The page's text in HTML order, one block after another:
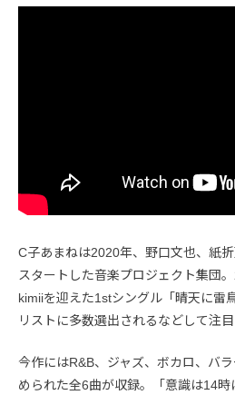
C子あまねは2020年、野口文也、紙
スタートした音楽プロジェクト集団
kimiiを迎えた1stシングル「晴天に雷
リストに多数選出されるなどして注目
今作にはR&B、ジャズ、ボカロ、バ
められた全6曲が収録。「意識は14